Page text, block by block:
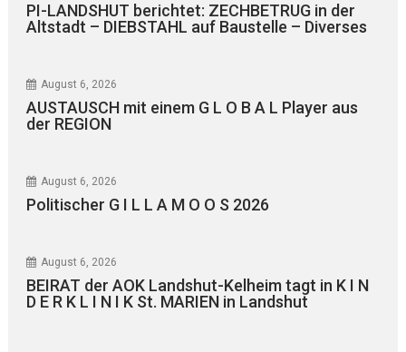
PI-LANDSHUT berichtet: ZECHBETRUG in der
Altstadt – DIEBSTAHL auf Baustelle – Diverses
August 6, 2026
AUSTAUSCH mit einem G L O B A L Player aus
der REGION
August 6, 2026
Politischer G I L L A M O O S 2026
August 6, 2026
BEIRAT der AOK Landshut-Kelheim tagt in K I N
D E R K L I N I K St. MARIEN in Landshut